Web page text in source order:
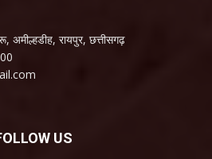
अमील्हडीह, रायपुर, छत्तीसगढ़
US